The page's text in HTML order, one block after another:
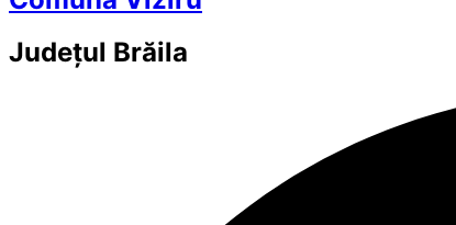
Județul Brăila